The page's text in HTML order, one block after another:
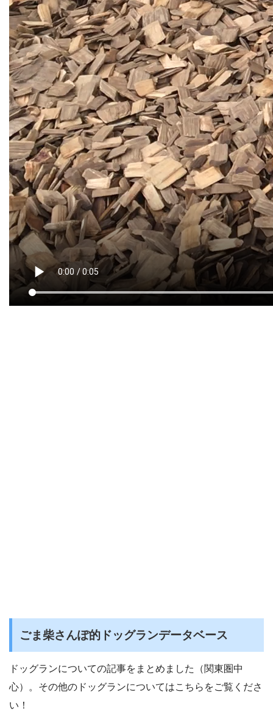
ごま柴さんぽ的ドッグランデータベース
ドッグランについての記事をまとめました（関東圏中
心）。その他のドッグランについてはこちらをご覧くださ
い！